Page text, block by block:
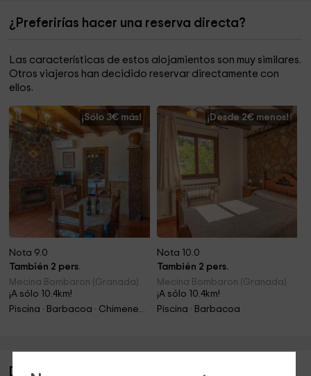
¿Preferirías hacer una reserva directa?
Las características de estos alojamientos son muy similares.
Otros viajeros han decidido reservar directamente con
ellos.
¡Sólo 3€ más!
Nota 9.0
También 2 pers.
Mecina Bombaron (Granada)
¡A sólo 10.4km!
Piscina · Barbacoa · Chimenea · Jacuzzi
¡Desde 2€ menos!
Nota 10.0
También 2 pers.
Mecina Bombaron (Granada)
¡A sólo 10.4km!
Piscina · Barbacoa
Descripción de Casa rural Los Ciruelillos